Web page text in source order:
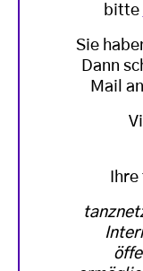
bitte
Sie
Dann
Mail an